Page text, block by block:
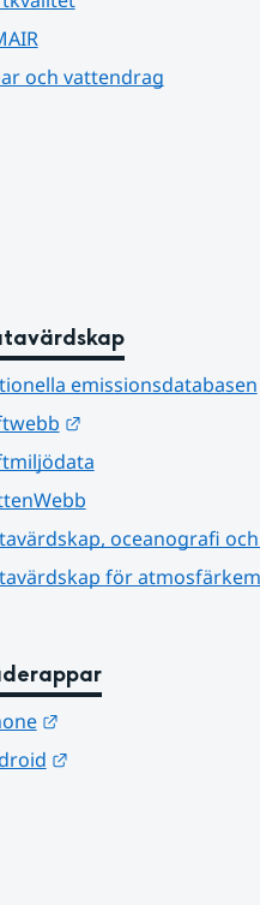
och vattendrag
emissionsdatabasen
Länk till annan
oceanografi
för
Länk till annan
Länk till annan